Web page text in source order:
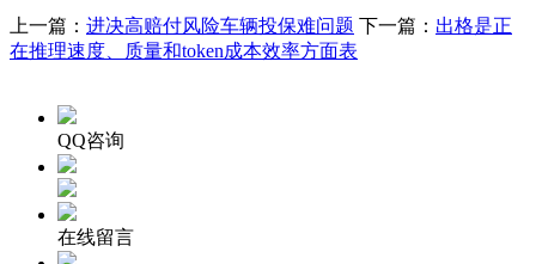
上一篇： 进决高赔付风险车辆投保难问题 下一篇： 出格是正
在推理速度、质量和token成本效率方面表
QQ咨询
在线留言